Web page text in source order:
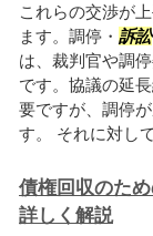
これらの交渉が
ます。調停・ 訴訟
は、裁判官や調
です。協議の延
要ですが、調停
す。 それに対して
債権回収のた
詳しく解説